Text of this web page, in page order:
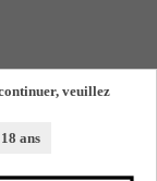
veuillez
ans